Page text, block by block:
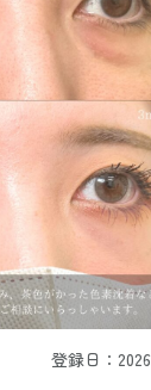
登録日：